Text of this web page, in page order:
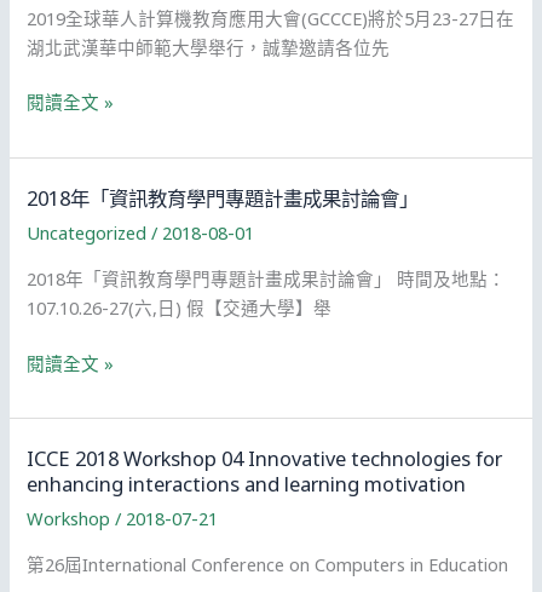
部
計
專
理
1
Innovative
Technologies
Enhancing
and
Learning
2019全球華人計算機教育應用大會(GCCCE)將於5月23-27日在
湖北武漢華中師範大學舉行，誠摯邀請各位先
GCCCE
工
作
04:
創
新
動
饋
科
技
提
學
閱讀全文 »
2018年「資訊教育學門專題計畫成果討論會」
Uncategorized / 2018-08-01
2018年「資訊教育學門專題計畫成果討論會」 時間及地點：
107.10.26-27(六,日) 假【交通大學】舉
2018
「資
訊
教
門
閱讀全文 »
ICCE 2018 Workshop 04 Innovative technologies for
enhancing interactions and learning motivation
Workshop / 2018-07-21
第26屆International Conference on Computers in Education